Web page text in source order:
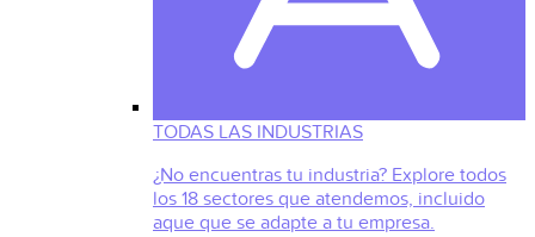
TODAS LAS INDUSTRIAS
¿No encuentras tu industria? Explore todos
los 18 sectores que atendemos, incluido
aque que se adapte a tu empresa.